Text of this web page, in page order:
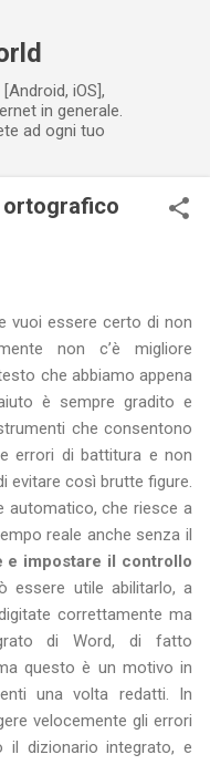
iOS],
in generale.
ad ogni tuo
ortografico
vuoi essere certo di non
non c’è migliore
che abbiamo appena
è sempre gradito e
che consentono
errori di battitura e non
evitare così brutte figure.
automatico, che riesce a
reale anche senza il
e impostare il controllo
essere utile abilitarlo, a
correttamente ma
di Word, di fatto
questo è un motivo in
una volta redatti. In
velocemente gli errori
il dizionario integrato, e